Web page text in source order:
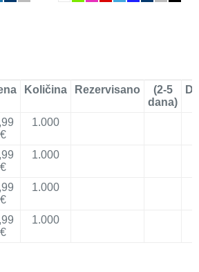
Količina Rezervisano
(2-5
dana)
€
1.000
€
1.000
€
1.000
€
1.000